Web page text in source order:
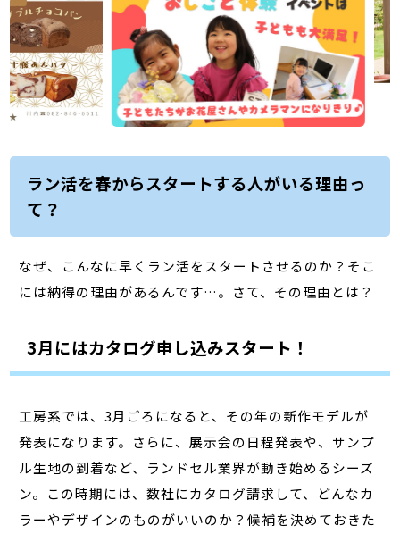
ラン活を春からスタートする人がいる理由っ
て？
なぜ、こんなに早くラン活をスタートさせるのか？そこ
には納得の理由があるんです…。さて、その理由とは？
3月にはカタログ申し込みスタート！
工房系では、3月ごろになると、その年の新作モデルが
発表になります。さらに、展示会の日程発表や、サンプ
ル生地の到着など、ランドセル業界が動き始めるシーズ
ン。この時期には、数社にカタログ請求して、どんなカ
ラーやデザインのものがいいのか？候補を決めておきた